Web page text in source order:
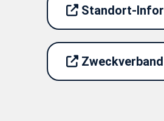
Standort-